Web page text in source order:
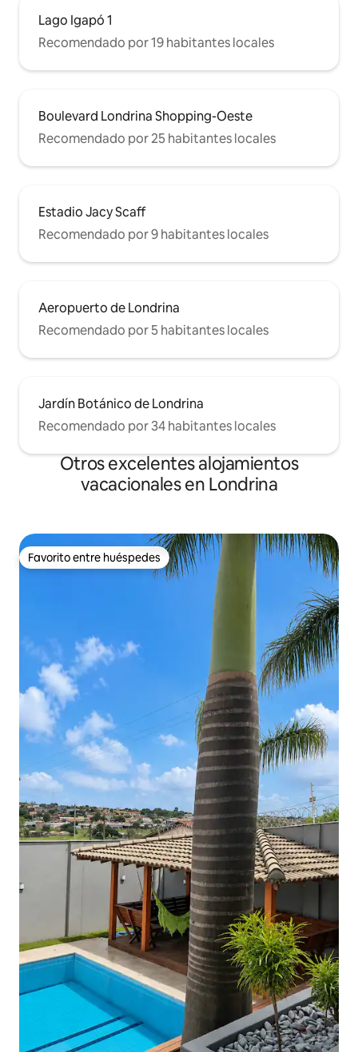
Lago Igapó 1
Recomendado por 19 habitantes locales
Boulevard Londrina Shopping-Oeste
Recomendado por 25 habitantes locales
Estadio Jacy Scaff
Recomendado por 9 habitantes locales
Aeropuerto de Londrina
Recomendado por 5 habitantes locales
Jardín Botánico de Londrina
Recomendado por 34 habitantes locales
Otros excelentes alojamientos
vacacionales en Londrina
Favorito entre huéspedes
Favorito entre huéspedes